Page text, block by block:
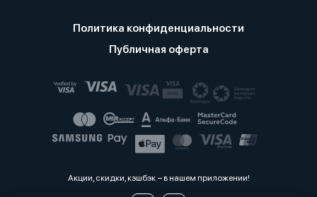
Политика конфиденциальности
Публичная оферта
Акции, скидки, кэшбэк − в нашем приложении!